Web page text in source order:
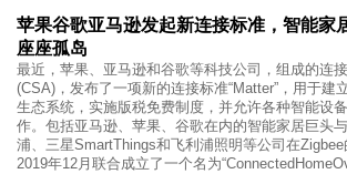
苹果谷歌亚马逊发起新连接标准，智能家
座座孤岛
最近，苹果、亚马逊和谷歌等科技公司，组成的连
(CSA)，发布了一项新的连接标准“Matter”，用于建
生态系统，实施版税免费制度，并允许各种智能设
作。包括亚马逊、苹果、谷歌在内的智能家居巨头
浦、三星SmartThings和飞利浦照明等公司在
2019年12月联合成立了一个名为